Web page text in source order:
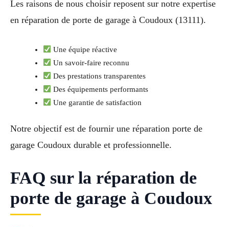
Les raisons de nous choisir reposent sur notre expertise
en réparation de porte de garage à Coudoux (13111).
Une équipe réactive
Un savoir-faire reconnu
Des prestations transparentes
Des équipements performants
Une garantie de satisfaction
Notre objectif est de fournir une réparation porte de
garage Coudoux durable et professionnelle.
FAQ sur la réparation de
porte de garage à Coudoux